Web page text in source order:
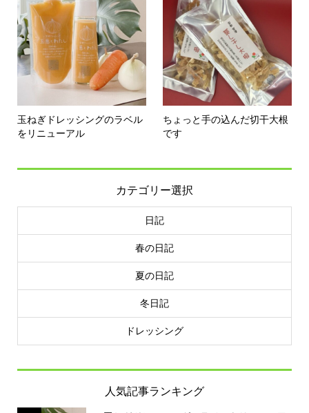
玉ねぎドレッシングのラベル
をリニューアル
ちょっと手の込んだ切干大根
です
カテゴリー選択
日記
春の日記
夏の日記
冬日記
ドレッシング
人気記事ランキング